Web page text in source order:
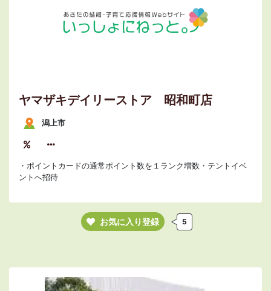
ヤマザキデイリーストア 昭和町店
潟上市
・ポイントカードの通常ポイント数を１ランク増数・テントイベ
ントへ招待
お気に入り登録 5